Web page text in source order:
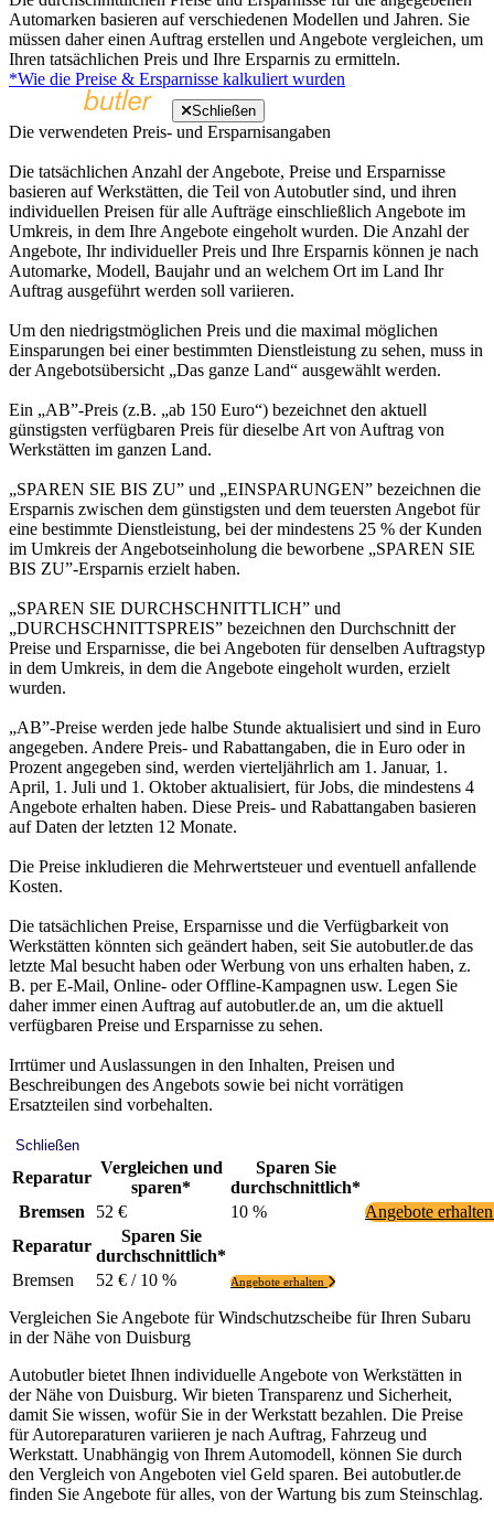
Automarken basieren auf verschiedenen Modellen und Jahren. Sie
müssen daher einen Auftrag erstellen und Angebote vergleichen, um
Ihren tatsächlichen Preis und Ihre Ersparnis zu ermitteln.
*Wie die Preise & Ersparnisse kalkuliert wurden
Schließen
Die verwendeten Preis- und Ersparnisangaben
Die tatsächlichen Anzahl der Angebote, Preise und Ersparnisse
basieren auf Werkstätten, die Teil von Autobutler sind, und ihren
individuellen Preisen für alle Aufträge einschließlich Angebote im
Umkreis, in dem Ihre Angebote eingeholt wurden. Die Anzahl der
Angebote, Ihr individueller Preis und Ihre Ersparnis können je nach
Automarke, Modell, Baujahr und an welchem Ort im Land Ihr
Auftrag ausgeführt werden soll variieren.
Um den niedrigstmöglichen Preis und die maximal möglichen
Einsparungen bei einer bestimmten Dienstleistung zu sehen, muss in
der Angebotsübersicht „Das ganze Land“ ausgewählt werden.
Ein „AB”-Preis (z.B. „ab 150 Euro“) bezeichnet den aktuell
günstigsten verfügbaren Preis für dieselbe Art von Auftrag von
Werkstätten im ganzen Land.
„SPAREN SIE BIS ZU” und „EINSPARUNGEN” bezeichnen die
Ersparnis zwischen dem günstigsten und dem teuersten Angebot für
eine bestimmte Dienstleistung, bei der mindestens 25 % der Kunden
im Umkreis der Angebotseinholung die beworbene „SPAREN SIE
BIS ZU”-Ersparnis erzielt haben.
„SPAREN SIE DURCHSCHNITTLICH” und
„DURCHSCHNITTSPREIS” bezeichnen den Durchschnitt der
Preise und Ersparnisse, die bei Angeboten für denselben Auftragstyp
in dem Umkreis, in dem die Angebote eingeholt wurden, erzielt
wurden.
„AB”-Preise werden jede halbe Stunde aktualisiert und sind in Euro
angegeben. Andere Preis- und Rabattangaben, die in Euro oder in
Prozent angegeben sind, werden vierteljährlich am 1. Januar, 1.
April, 1. Juli und 1. Oktober aktualisiert, für Jobs, die mindestens 4
Angebote erhalten haben. Diese Preis- und Rabattangaben basieren
auf Daten der letzten 12 Monate.
Die Preise inkludieren die Mehrwertsteuer und eventuell anfallende
Kosten.
Die tatsächlichen Preise, Ersparnisse und die Verfügbarkeit von
Werkstätten könnten sich geändert haben, seit Sie autobutler.de das
letzte Mal besucht haben oder Werbung von uns erhalten haben, z.
B. per E-Mail, Online- oder Offline-Kampagnen usw. Legen Sie
daher immer einen Auftrag auf autobutler.de an, um die aktuell
verfügbaren Preise und Ersparnisse zu sehen.
Irrtümer und Auslassungen in den Inhalten, Preisen und
Beschreibungen des Angebots sowie bei nicht vorrätigen
Ersatzteilen sind vorbehalten.
Schließen
Reparatur
Vergleichen und
sparen*
Sparen Sie
durchschnittlich*
Bremsen
52 € 10 %
Angebote
Reparatur
Sparen Sie
durchschnittlich*
Bremsen
52 € / 10 % Angebote erhalten
Vergleichen Sie Angebote für Windschutzscheibe für Ihren Subaru
in der Nähe von Duisburg
Autobutler bietet Ihnen individuelle Angebote von Werkstätten in
der Nähe von Duisburg. Wir bieten Transparenz und Sicherheit,
damit Sie wissen, wofür Sie in der Werkstatt bezahlen. Die Preise
für Autoreparaturen variieren je nach Auftrag, Fahrzeug und
Werkstatt. Unabhängig von Ihrem Automodell, können Sie durch
den Vergleich von Angeboten viel Geld sparen. Bei autobutler.de
finden Sie Angebote für alles, von der Wartung bis zum Steinschlag.